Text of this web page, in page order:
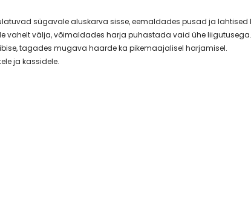
sügavale aluskarva sisse, eemaldades pusad ja
vahelt välja, võimaldades harja puhastada vaid ühe liigutusega.
tagades mugava haarde ka pikemaajalisel harjamisel.
ja kassidele.